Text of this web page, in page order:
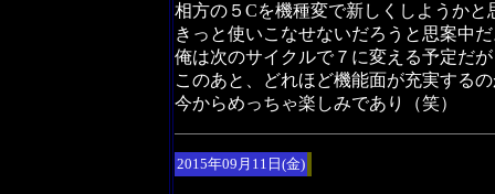
相方の５Cを機種変で新しくしようかと
きっと使いこなせないだろうと思案中
俺は次のサイクルで７に変える予定だが
このあと、どれほど機能面が充実する
今からめっちゃ楽しみであり（笑）
2015年09月11日(金)